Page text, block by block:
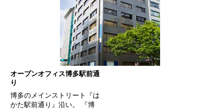
オープンオフィス博多駅前通
り
博多のメインストリート『は
かた駅前通り』沿い。 『博